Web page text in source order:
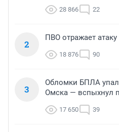
28 866 22
2
ПВО отражает
18 876 90
3
Обломки БПЛА
Омска — вспыхнул
17 650 39